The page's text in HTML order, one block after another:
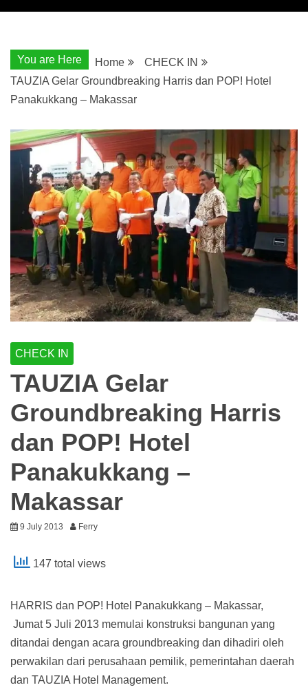
You are Here Home
CHECK IN
TAUZIA Gelar Groundbreaking Harris dan POP! Hotel
Panakukkang – Makassar
CHECK IN
TAUZIA Gelar
Groundbreaking Harris
dan POP! Hotel
Panakukkang –
Makassar
9 July 2013 Ferry
147 total views
HARRIS dan POP! Hotel Panakukkang – Makassar,
Jumat 5 Juli 2013 memulai konstruksi bangunan yang
ditandai dengan acara groundbreaking dan dihadiri oleh
perwakilan dari perusahaan pemilik, pemerintahan daerah
dan TAUZIA Hotel Management.